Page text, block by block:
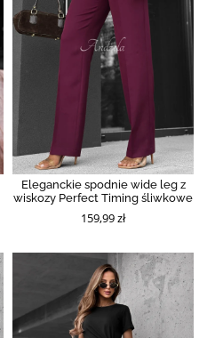
Eleganckie spodnie wide leg z
wiskozy Perfect Timing śliwkowe
159,99 zł